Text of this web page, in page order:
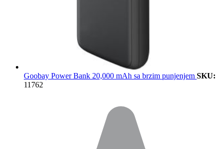
Goobay Power Bank 20,000 mAh sa brzim punjenjem SKU:
11762